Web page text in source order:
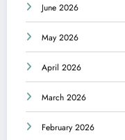
June 2026
May 2026
April 2026
March 2026
February 2026